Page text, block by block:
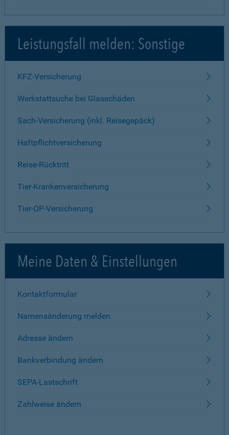
Leistungsfall melden: Sonstige
KFZ-Versicherung
Werkstattsuche bei Glasschäden
Sach-Versicherung (inkl. Reisegepäck)
Haftpflichtversicherung
Reise-Rücktritt
Tier-Krankenversicherung
Tier-OP-Versicherung
Meine Daten & Einstellungen
Kontaktformular
Namensänderung melden
Adresse ändern
Bankverbindung ändern
SEPA-Lastschrift
Zahlweise ändern